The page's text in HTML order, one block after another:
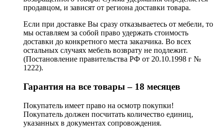
продавцом, и зависят от региона доставки товара.
Если при доставке Вы сразу отказываетесь от мебели, то
мы оставляем за собой право удержать стоимость
доставки до конкретного места заказчика. Во всех
остальных случаях мебель возврату не подлежит.
(Постановление правительства РФ от 20.10.1998 г №
1222).
Гарантия на все товары – 18 месяцев
Покупатель имеет право на осмотр покупки!
Покупатель должен посчитать количество единиц,
указанных в документах сопровождения.